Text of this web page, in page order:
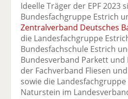
Ideelle Träger der EPF 2023
Bundesfachgruppe Estrich
Zentralverband Deutsches
die Landesfachgruppe
Bundesfachschule Estrich
Bundesverband Parkett und
der Fachverband Fliesen
sowie die Landesfachgruppe
Naturstein im